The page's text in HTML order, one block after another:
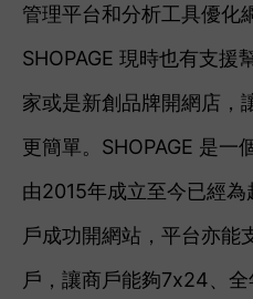
管理平台和分析工具優化
SHOPAGE 現時也有支援
家或是新創品牌開網店，
更簡單。SHOPAGE 是一
由2015年成立至今已經
戶成功開網站，平台亦能
戶，讓商戶能夠7x24、全